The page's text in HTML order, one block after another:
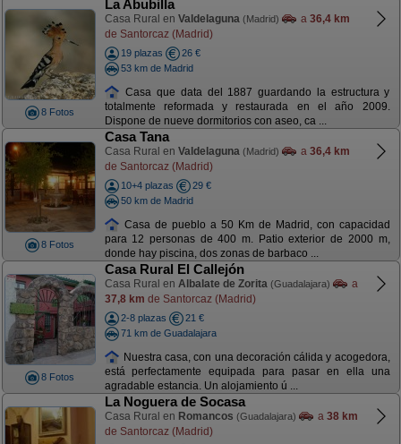
8 Fotos
La Abubilla
Casa Rural en Valdelaguna (Madrid) a 36,4 km
de Santorcaz (Madrid)
19 plazas
26 €
53 km de Madrid
Casa que data del 1887 guardando la estructura y
totalmente reformada y restaurada en el año 2009.
Dispone de nueve dormitorios con aseo, ca ...
8 Fotos
Casa Tana
Casa Rural en Valdelaguna (Madrid) a 36,4 km
de Santorcaz (Madrid)
10+4 plazas
29 €
50 km de Madrid
Casa de pueblo a 50 Km de Madrid, con capacidad
para 12 personas de 400 m. Patio exterior de 2000 m,
donde hay piscina, dos zonas de barbaco ...
8 Fotos
Casa Rural El Callejón
Casa Rural en Albalate de Zorita (Guadalajara)
a
37,8 km de Santorcaz (Madrid)
2-8 plazas
21 €
71 km de Guadalajara
Nuestra casa, con una decoración cálida y acogedora,
está perfectamente equipada para pasar en ella una
agradable estancia. Un alojamiento ú ...
La Noguera de Socasa
Casa Rural en Romancos (Guadalajara) a 38 km
de Santorcaz (Madrid)